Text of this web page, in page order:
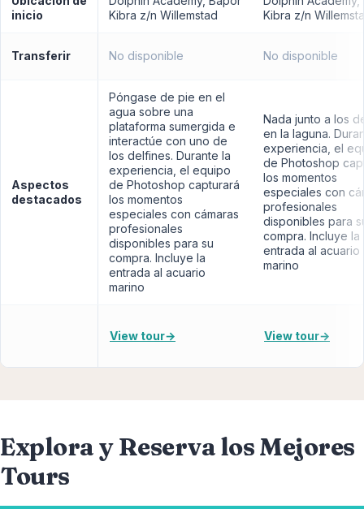
inicio
Kibra z/n Willemstad
Kibra z/n
Transferir No disponible No disponible
Aspectos
destacados
Póngase de pie en el
agua sobre una
plataforma sumergida e
interactúe con uno de
los delfines. Durante la
experiencia, el equipo
de Photoshop capturará
los momentos
especiales con cámaras
profesionales
disponibles para su
compra. Incluye la
entrada al acuario
marino
Nada junto a los
en la laguna.
experiencia, el
de Photoshop
los momentos
especiales con
profesionales
disponibles para
compra. Incluye la
entrada al acuario
marino
View tour→ View tour→
Explora y Reserva los Mejores
Tours